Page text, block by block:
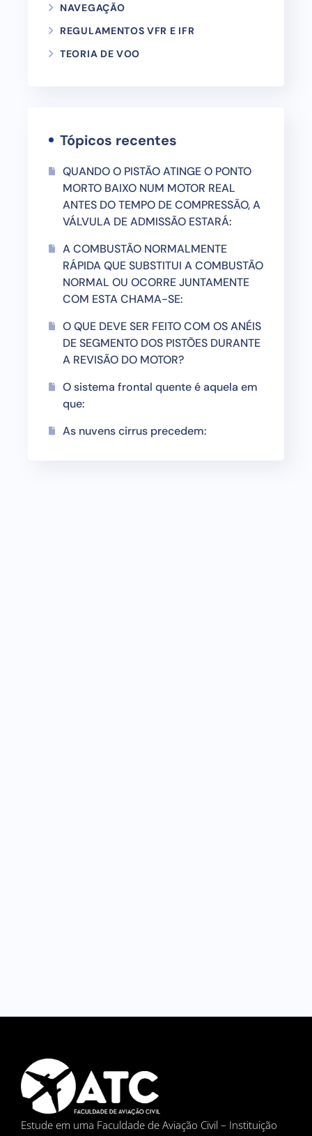
NAVEGAÇÃO
REGULAMENTOS VFR E IFR
TEORIA DE VOO
Tópicos recentes
QUANDO O PISTÃO ATINGE O PONTO
MORTO BAIXO NUM MOTOR REAL
ANTES DO TEMPO DE COMPRESSÃO, A
VÁLVULA DE ADMISSÃO ESTARÁ:
A COMBUSTÃO NORMALMENTE
RÁPIDA QUE SUBSTITUI A COMBUSTÃO
NORMAL OU OCORRE JUNTAMENTE
COM ESTA CHAMA-SE:
O QUE DEVE SER FEITO COM OS ANÉIS
DE SEGMENTO DOS PISTÕES DURANTE
A REVISÃO DO MOTOR?
O sistema frontal quente é aquela em
que:
As nuvens cirrus precedem:
Estude em uma Faculdade de Aviação Civil – Instituição